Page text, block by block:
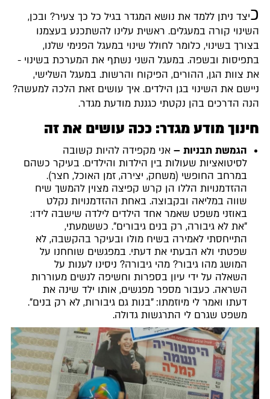
כיצד ניתן ללמד את נושא המגדר בגיל כל כך צעיר? ובכן,
השינוי קורה במעגלים. ראשית עלינו להשתכנע בעצמנו
בצורך בשינוי, כלומר לחולל שינוי במעגל הפנימי שלנו,
בתפיסות ובשפה. במעגל השני נשתף את המערכת בשינוי -
את צוות הגן, ההורים, הפיקוח והרשות. במעגל השלישי,
ניישם את השינוי בגן הילדים. איך עושים זאת הלכה למעשה?
הנה הדרכים בהן נקטתי כגננת מודעת מגדר.
חינוך מודע מגדר: ככה עושים את זה
הגמשת תבניות –אני מקפידה להיות קשובה
לסיטואציות שעולות בין הילדות והילדים. בעיקר כשהם
במרחב החופשי (משחק, יצירה, זמן האוכל, חצר).
ההזדמנויות הללו הן קרש קפיצה מצוין להמשך שיח
שווה במליאה ובקבוצה. באחת ההזדמנויות נקלט
באוזני משפט שאמר אחד הילדים לילדה שישבה לידו:
"את לא גיבורה, רק בנים גיבורים". כששמעתי,
התייחסתי לאמירה בשיח מולו ובעיקר בהקשבה, לא
שפטתי ולא הבעתי את דעתי. במפגשים שוחחנו על
המושג מהו גיבור? מהי גיבורה? ניסינו לענות על
השאלה על ידי עיון בספרות וחשיפה לנשים מעוררות
השראה. כעבור מספר מפגשים, אותו ילד שינה את
דעתו ואמר לי מיוזמתו: "בנות גם גיבורות, לא רק בנים".
משפט שגרם לי התרגשות גדולה.